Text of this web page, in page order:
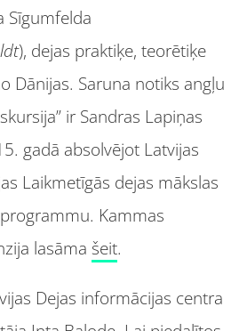
Sīgumfelda
), dejas praktiķe, teorētiķe
Dānijas. Saruna notiks angļu
ir Sandras Lapiņas
gadā absolvējot Latvijas
Laikmetīgās dejas mākslas
Kammas
lasāma šeit.
Dejas informācijas centra